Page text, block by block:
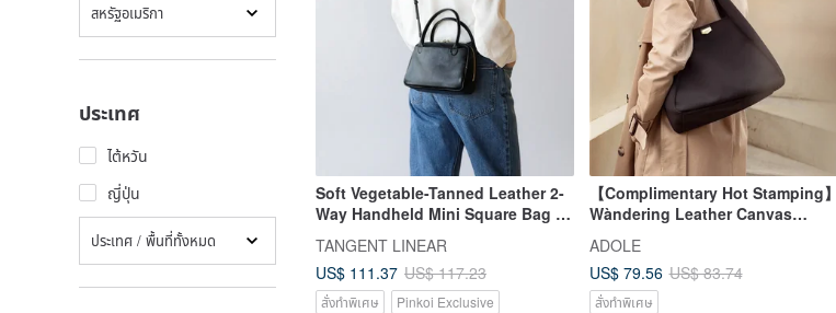
สหรัฐอเมริกา
ประเทศ
ไต้หวัน
ญี่ปุ่น
ประเทศ / พื้นที่ทั้งหมด
Soft Vegetable-Tanned Leather 2-
Way Handheld Mini Square Bag |
Elegant Genuine Leather Bag
TANGENT LINEAR
US$ 111.37 US$ 117.23
สั่งทำพิเศษ Pinkoi Exclusive
【Complimentary Hot Stamping】
Wàndering Leather Canvas
ADOLE
US$ 79.56 US$ 83.74
สั่งทำพิเศษ